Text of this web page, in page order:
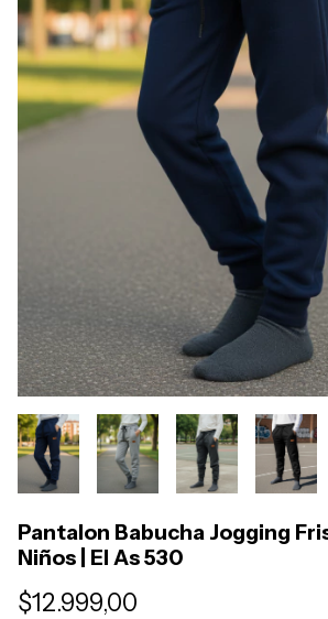
Pantalon Babucha Jogging
Niños | El As 530
$12.999,00